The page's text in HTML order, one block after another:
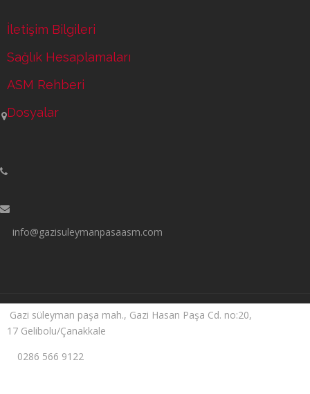
İletişim Bilgileri
Sağlık Hesaplamaları
ASM Rehberi
Dosyalar
info@gazisuleymanpasaasm.com
Gazi süleyman paşa mah., Gazi Hasan Paşa Cd. no:20,
17 Gelibolu/Çanakkale
0286 566 9122